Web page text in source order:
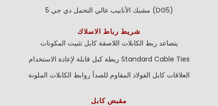
مشبك الأنابيب عالي التحمل دي جي 5 (DG5)
شريط رباط الاسلاك
كابل تثبيت المكونات يتصاعد ربط الكابلات اللاصقة
ربطة كبل قابلة لإعادة الاستخدام Standard Cable Ties
روابط الكابلات الملونة العلاقات كابل الفولاذ المقاوم للصدأ
مقبض كابل